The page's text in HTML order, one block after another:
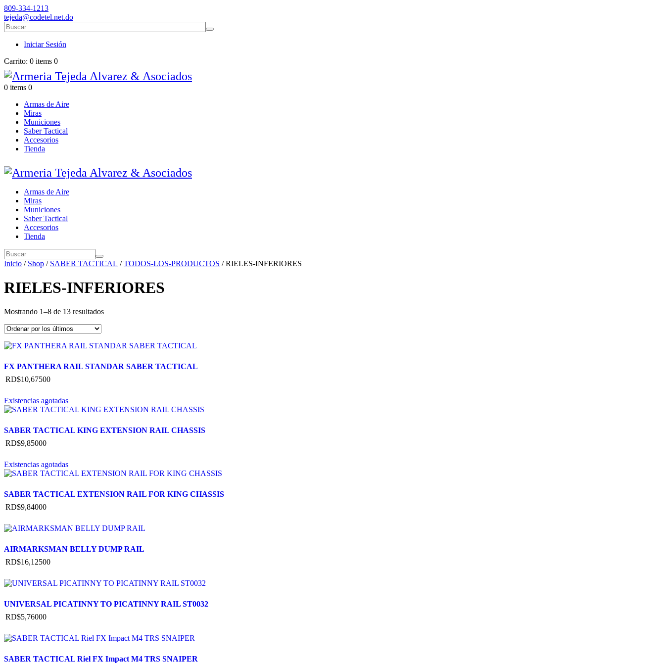
809-334-1213
tejeda@codetel.net.do
Iniciar Sesión
Carrito: 0 items 0
0 items 0
Armas de Aire
Miras
Municiones
Saber Tactical
Accesorios
Tienda
Armas de Aire
Miras
Municiones
Saber Tactical
Accesorios
Tienda
Inicio / Shop / SABER TACTICAL /TODOS-LOS-PRODUCTOS / RIELES-INFERIORES
RIELES-INFERIORES
Mostrando 1–8 de 13 resultados
FX PANTHERA RAIL STANDAR SABER TACTICAL
RD$10,67500
Existencias agotadas
SABER TACTICAL KING EXTENSION RAIL CHASSIS
RD$9,85000
Existencias agotadas
SABER TACTICAL EXTENSION RAIL FOR KING CHASSIS
RD$9,84000
AIRMARKSMAN BELLY DUMP RAIL
RD$16,12500
UNIVERSAL PICATINNY TO PICATINNY RAIL ST0032
RD$5,76000
SABER TACTICAL Riel FX Impact M4 TRS SNAIPER